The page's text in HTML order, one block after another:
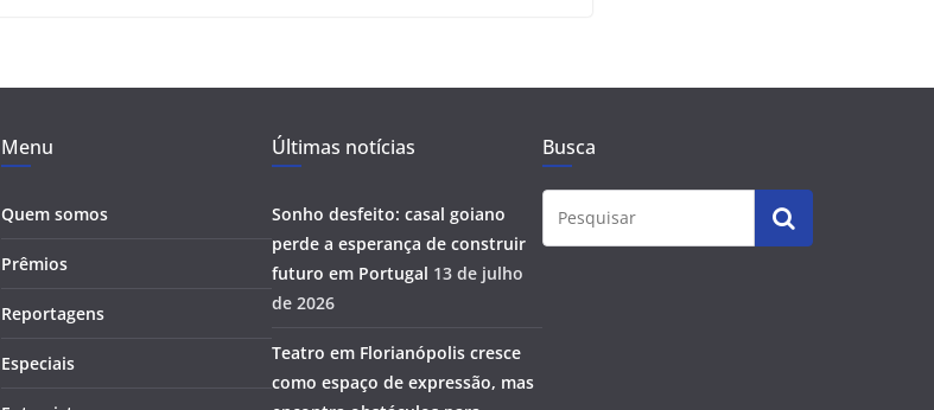
Menu
Quem somos
Prêmios
Reportagens
Especiais
Últimas notícias
Sonho desfeito: casal goiano
perde a esperança de construir
futuro em Portugal 13 de julho
de 2026
Teatro em Florianópolis cresce
como espaço de expressão, mas
Busca